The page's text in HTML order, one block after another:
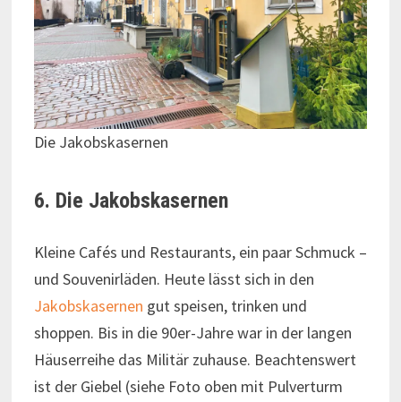
Die Jakobskasernen
6. Die Jakobskasernen
Kleine Cafés und Restaurants, ein paar Schmuck –
und Souvenirläden. Heute lässt sich in den
Jakobskasernen gut speisen, trinken und
shoppen. Bis in die 90er-Jahre war in der langen
Häuserreihe das Militär zuhause. Beachtenswert
ist der Giebel (siehe Foto oben mit Pulverturm